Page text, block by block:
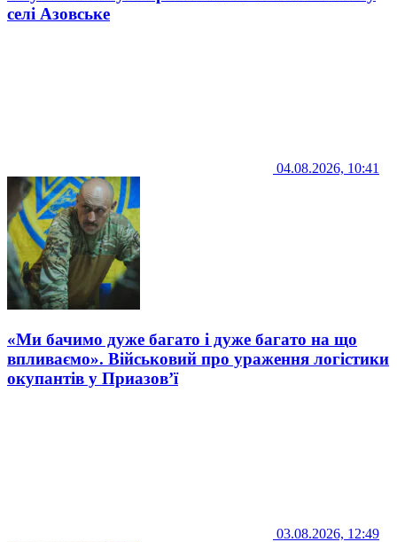
селі Азовське
04.08.2026, 10:41
«Ми бачимо дуже багато і дуже багато на що
впливаємо». Військовий про ураження логістики
окупантів у Приазов’ї
03.08.2026, 12:49